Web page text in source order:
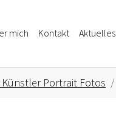
mich Kontakt Aktuelles
Portrait Fotos